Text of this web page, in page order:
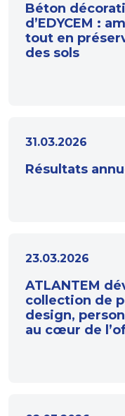
Béton
d’EDYCEM :
tout en
des sols
31.03.2026
Résultats
23.03.2026
ATLANTEM
collection de
design,
au cœur de